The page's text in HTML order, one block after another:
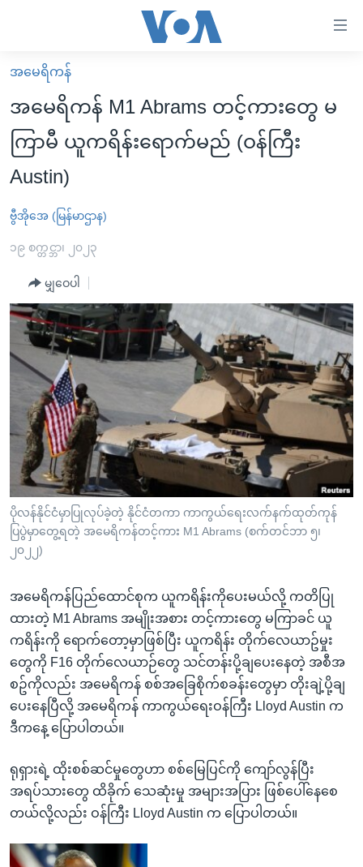
လွယ်ကူ
စေ
သည့်
Link
များ
ပင်မ
ကျော်
ကြည့်
ရန်
စာမျက်နှာ
သို့
ကျော်
ကြည့်
ရန်
ရှာဖွေ
ရန်
မူလစာမျက်နှာ
မြန်မာ
ကမ္ဘာ့သတင်းများ
နိုင်ငံတကာ
အစ္စရေး-ပါလက်စတိုင်း
ဗွီဒီယို
အင်္ဂလိပ်စာလေ့လာမယ်
အမေရိကန်သုံးအီဒီယံ
မကြေးမုံရဲ့ အင်္ဂလိပ်စာ
ရုပ်ရှင်ထဲက အင်္ဂလိပ်စာ
သုတပဒေသာ အင်္ဂလိပ်စာ
အပတ်စဉ်ကဏ္ဍများ
ရေဒီယို
တီဗွီ
ရေဒီယိုနှင့်ရုပ်သံ အချက်အလက်များ
ရေဒီယို/တီဗွီအစီအစဉ်
Learning English
ဗွီအိုအေ လူမှုကွန်ယက်များ
ဘာသာစကားများ
အမေရိကန်
အမေရိကန် M1 Abrams တင့်ကားတွေ မ
ကြာမီ ယူကရိန်းရောက်မည် (ဝန်ကြီး
Austin)
ဗွီအိုအေ (မြန်မာဌာန)
၁၉ စက္တင္ဘာ၊ ၂၀၂၃
မျှဝေပါ
ပိုလန်နိုင်ငံမှာပြုလုပ်ခဲ့တဲ့ နိုင်ငံတကာ ကာကွယ်ရေးလက်နက်ထုတ်ကုန်
ပြပွဲမှာတွေ့ရတဲ့ အမေရိကန်တင့်ကား M1 Abrams (စက်တင်ဘာ ၅၊
၂၀၂၂)
အမေရိကန်ပြည်ထောင်စုက ယူကရိန်းကိုပေးမယ်လို့ ကတိပြု
ထားတဲ့ M1 Abrams အမျိုးအစား တင့်ကားတွေ မကြာခင် ယူ
ကရိန်းကို ရောက်တော့မှာဖြစ်ပြီး ယူကရိန်း တိုက်လေယာဥ်မှုး
တွေကို F16 တိုက်လေယာဉ်တွေ သင်တန်းပို့ချပေးနေတဲ့ အစီအ
စဥ်ကိုလည်း အမေရိကန် စစ်အခြေစိုက်စခန်းတွေမှာ တိုးချဲ့ပို့ချ
ပေးနေပြီလို့ အမေရိကန် ကာကွယ်ရေးဝန်ကြီး Lloyd Austin က
ဒီကနေ့ ပြောပါတယ်။
ရုရှားရဲ့ ထိုးစစ်ဆင်မှုတွေဟာ စစ်မြေပြင်ကို ကျော်လွန်ပြီး
အရပ်သားတွေ ထိခိုက် သေဆုံးမှု အများအပြား ဖြစ်ပေါ်နေစေ
တယ်လို့လည်း ဝန်ကြီး Lloyd Austin က ပြောပါတယ်။